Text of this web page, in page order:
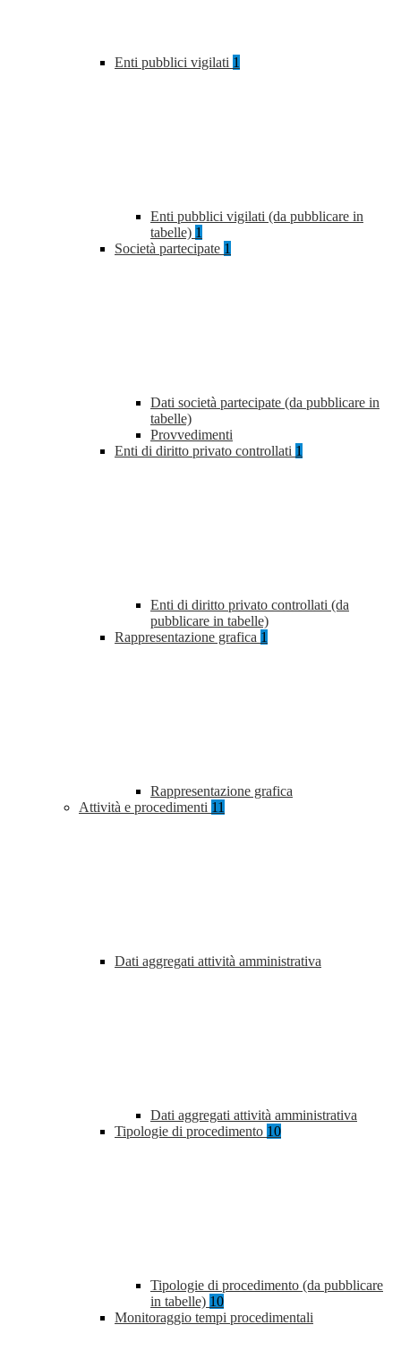
Enti pubblici vigilati 1
Enti pubblici vigilati (da pubblicare in
tabelle) 1
Società partecipate 1
Dati società partecipate (da pubblicare in
tabelle)
Provvedimenti
Enti di diritto privato controllati 1
Enti di diritto privato controllati (da
pubblicare in tabelle)
Rappresentazione grafica 1
Rappresentazione grafica
Attività e procedimenti 11
Dati aggregati attività amministrativa
Dati aggregati attività amministrativa
Tipologie di procedimento 10
Tipologie di procedimento (da pubblicare
in tabelle) 10
Monitoraggio tempi procedimentali